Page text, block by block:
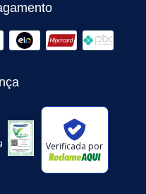
Verificada por